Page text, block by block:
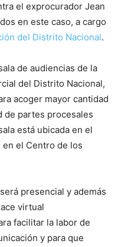
el exprocurador Jean
en este caso, a cargo
del Distrito Nacional.
de audiencias de la
del Distrito Nacional,
acoger mayor cantidad
de partes procesales
está ubicada en el
el Centro de los
presencial y además
virtual
facilitar la labor de
y para que